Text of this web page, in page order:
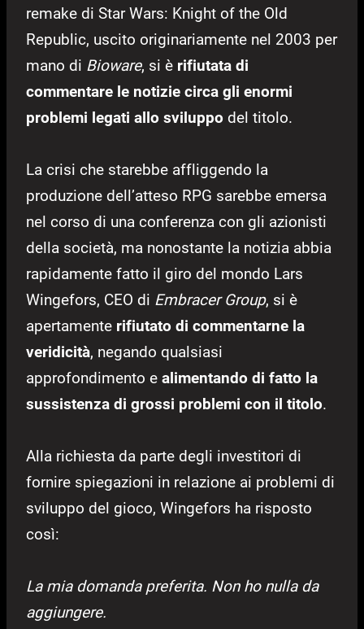
remake di Star Wars: Knight of the Old
Republic, uscito originariamente nel 2003 per
mano di Bioware, si è rifiutata di
commentare le notizie circa gli enormi
problemi legati allo sviluppo del titolo.
La crisi che starebbe affliggendo la
produzione dell’atteso RPG sarebbe emersa
nel corso di una conferenza con gli azionisti
della società, ma nonostante la notizia abbia
rapidamente fatto il giro del mondo Lars
Wingefors, CEO di Embracer Group, si è
apertamente rifiutato di commentarne la
veridicità, negando qualsiasi
approfondimento e alimentando di fatto la
sussistenza di grossi problemi con il titolo.
Alla richiesta da parte degli investitori di
fornire spiegazioni in relazione ai problemi di
sviluppo del gioco, Wingefors ha risposto
così:
La mia domanda preferita. Non ho nulla da
aggiungere.